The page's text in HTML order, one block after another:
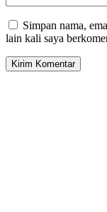
Simpan nama,
lain kali saya